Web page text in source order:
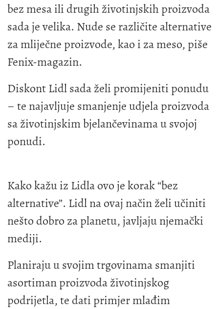
bez mesa ili drugih životinjskih proizvoda
sada je velika. Nude se različite alternative
za mliječne proizvode, kao i za meso, piše
Fenix-magazin.
Diskont Lidl sada želi promijeniti ponudu
– te najavljuje smanjenje udjela proizvoda
sa životinjskim bjelančevinama u svojoj
ponudi.
Kako kažu iz Lidla ovo je korak “bez
alternative”. Lidl na ovaj način želi učiniti
nešto dobro za planetu, javljaju njemački
mediji.
Planiraju u svojim trgovinama smanjiti
asortiman proizvoda životinjskog
podrijetla, te dati primjer mlađim